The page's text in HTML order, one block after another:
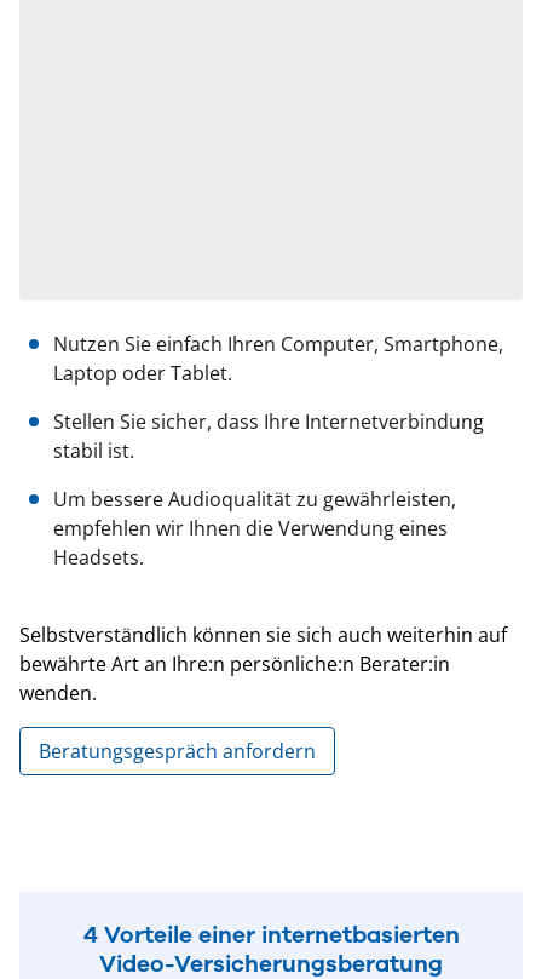
Nutzen Sie einfach Ihren Computer, Smartphone,
Laptop oder Tablet.
Stellen Sie sicher, dass Ihre Internetverbindung
stabil ist.
Um bessere Audioqualität zu gewährleisten,
empfehlen wir Ihnen die Verwendung eines
Headsets.
Selbstverständlich können sie sich auch weiterhin auf
bewährte Art an Ihre:n persönliche:n Berater:in
wenden.
Beratungsgespräch anfordern
4 Vorteile einer internetbasierten
Video-Versicherungsberatung